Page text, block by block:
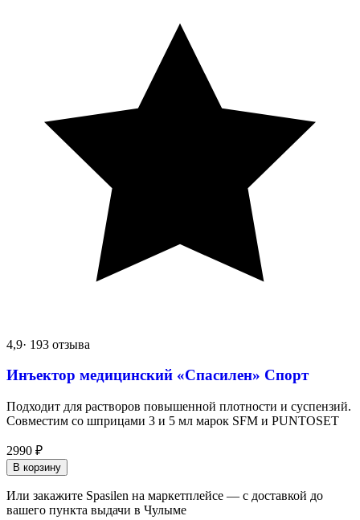
4,9· 193 отзыва
Инъектор медицинский «Спасилен» Спорт
Подходит для растворов повышенной плотности и суспензий.
Совместим со шприцами 3 и 5 мл марок SFM и PUNTOSET
2990 ₽
В корзину
Или закажите Spasilen на маркетплейсе — с доставкой до
вашего пункта выдачи в Чулыме